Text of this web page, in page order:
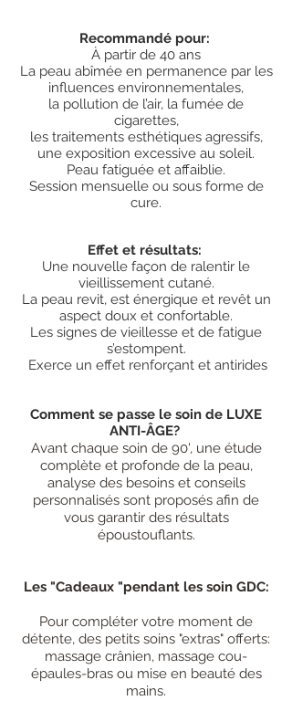
Recommandé pour:
À partir de 40 ans
La peau abîmée en permanence par les
influences environnementales,
la pollution de l’air, la fumée de
cigarettes,
les traitements esthétiques agressifs,
une exposition excessive au soleil.
Peau fatiguée et affaiblie.
Session mensuelle ou sous forme de
cure.
Effet et résultats:
Une nouvelle façon de ralentir le
vieillissement cutané.
La peau revit, est énergique et revêt un
aspect doux et confortable.
Les signes de vieillesse et de fatigue
s’estompent.
Exerce un effet renforçant et antirides
Comment se passe le soin de LUXE
ANTI-ÂGE?
Avant chaque soin de 90', une étude
complète et profonde de la peau,
analyse des besoins et conseils
personnalisés sont proposés afin de
vous garantir des résultats
époustouflants.
Les "Cadeaux "pendant les soin GDC:
Pour compléter votre moment de
détente, des petits soins "extras" offerts:
massage crânien, massage cou-
épaules-bras ou mise en beauté des
mains.